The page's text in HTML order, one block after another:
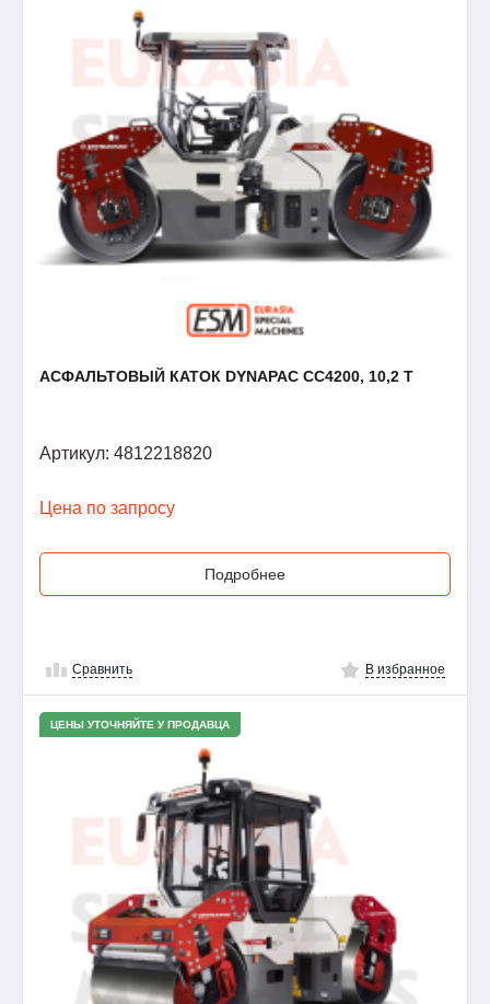
АСФАЛЬТОВЫЙ КАТОК DYNAPAC CC4200, 10,2 Т
Артикул: 4812218820
Цена по запросу
Подробнее
Сравнить В избранное
ЦЕНЫ УТОЧНЯЙТЕ У ПРОДАВЦА